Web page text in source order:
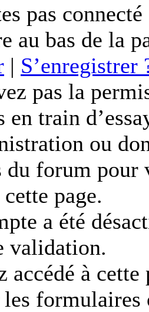
pas
au bas de la
| S’enregistrer
pas la
en train
ou
du forum pour
page.
a été
validation.
accédé à
formulaires